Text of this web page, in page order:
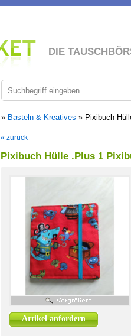
DIE
» Basteln & Kreatives » Pixibuch
« zurück
Pixibuch Hülle .Plus 1
Artikel anfordern